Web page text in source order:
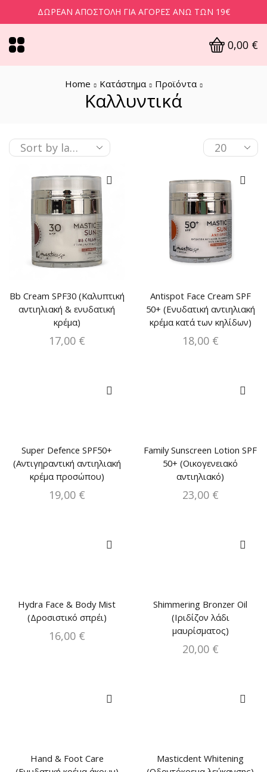
ΔΩΡΕΆΝ ΑΠΟΣΤΟΛΉ ΓΙΑ ΑΓΟΡΈΣ ΆΝΩ ΤΩΝ 19€
0,00 €
Home Κατάστημα Προϊόντα
Καλλυντικά
Bb Cream SPF30 (Καλυπτική
αντιηλιακή & ενυδατική
κρέμα)
17,00 €
Antispot Face Cream SPF
50+ (Ενυδατική αντιηλιακή
κρέμα κατά των κηλίδων)
18,00 €
Super Defence SPF50+
(Αντιγηραντική αντιηλιακή
κρέμα προσώπου)
19,00 €
Family Sunscreen Lotion SPF
50+ (Οικογενειακό
αντιηλιακό)
23,00 €
Hydra Face & Body Mist
(Δροσιστικό σπρέι)
16,00 €
Shimmering Bronzer Oil
(Ιριδίζον λάδι
μαυρίσματος)
20,00 €
Hand & Foot Care
Masticdent Whitening